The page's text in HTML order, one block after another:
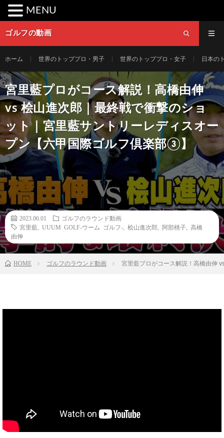
ゴルフの動画
ホーム 世界のトッププロ・男子 世界のトッププロ・女子 日本の
宮里藍プロがコース解説！高橋由伸
vs 桧山進次郎｜最終戦で衝撃のショ
ット｜宮里藍サントリーレディスオー
プン【六甲国際ゴルフ倶楽部③】
2023.06.01
ゴルフのラウンド動画
宮里藍
UUUM GOLF-ウーム ゴルフ- 桧山進次郎 阿部桃子
高橋
由伸
HOME ゴルフのラウンド動画 宮里藍プロがコース解説！高橋由伸
MENU